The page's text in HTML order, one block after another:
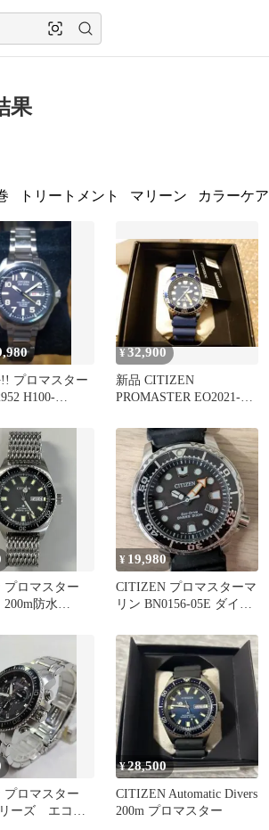
果
トリートメント マリーン カラーケア
プロマスター
H100-
¥32,900
新品 CITIZEN
PROMASTER EO2021-
プロマスター
200m防水
¥ 19,980
CITIZEN プロマスターマ
リン BN0156-05E ダイバ
プロマスター
ーズ エコド
¥28,500
CITIZEN Automatic Divers
200m プロマスター